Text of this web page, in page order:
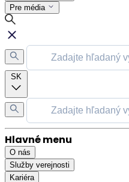
Pre média
SK
Hlavné menu
O nás
Služby verejnosti
Kariéra